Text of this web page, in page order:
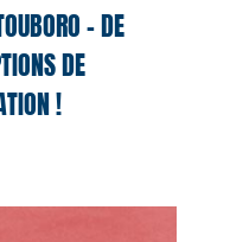
– DE
DE
!